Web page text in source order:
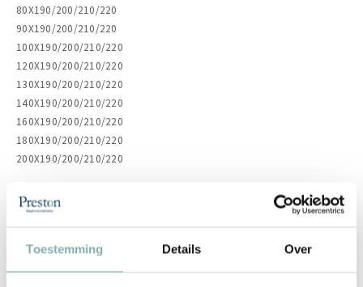
Toestemming Details Over
80X190/200/210/220
90X190/200/210/220
100X190/200/210/220
120X190/200/210/220
130X190/200/210/220
140X190/200/210/220
160X190/200/210/220
180X190/200/210/220
200X190/200/210/220
140-splitX190/200/210/220
180-splitX190/200/210/220